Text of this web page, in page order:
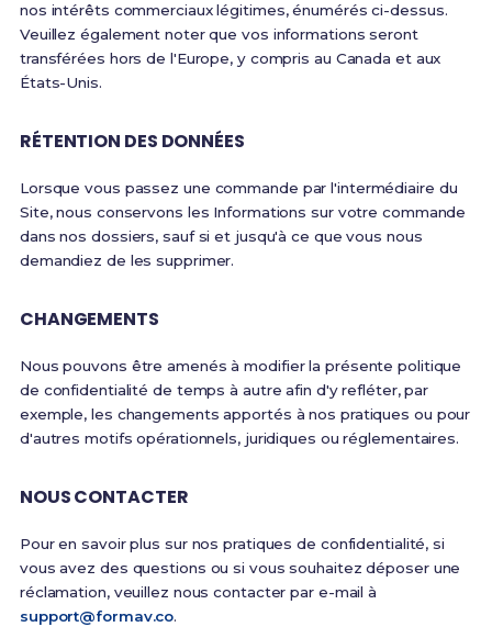
nos intérêts commerciaux légitimes, énumérés ci-dessus.
Veuillez également noter que vos informations seront
transférées hors de l'Europe, y compris au Canada et aux
États-Unis.
RÉTENTION DES DONNÉES
Lorsque vous passez une commande par l'intermédiaire du
Site, nous conservons les Informations sur votre commande
dans nos dossiers, sauf si et jusqu'à ce que vous nous
demandiez de les supprimer.
CHANGEMENTS
Nous pouvons être amenés à modifier la présente politique
de confidentialité de temps à autre afin d'y refléter, par
exemple, les changements apportés à nos pratiques ou pour
d'autres motifs opérationnels, juridiques ou réglementaires.
NOUS CONTACTER
Pour en savoir plus sur nos pratiques de confidentialité, si
vous avez des questions ou si vous souhaitez déposer une
réclamation, veuillez nous contacter par e-mail à
support@formav.co.